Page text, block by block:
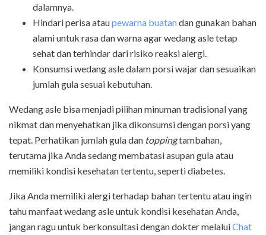
dalamnya.
Hindari perisa ataupewarna buatandan gunakan bahan
alami untuk rasa dan warna agar wedang asle tetap
sehat dan terhindar dari risiko reaksi alergi.
Konsumsi wedang asle dalam porsi wajar dan sesuaikan
jumlah gula sesuai kebutuhan.
Wedang asle bisa menjadi pilihan minuman tradisional yang
nikmat dan menyehatkan jika dikonsumsi dengan porsi yang
tepat. Perhatikan jumlah gula dan toppingtambahan,
terutama jika Anda sedang membatasi asupan gula atau
memiliki kondisi kesehatan tertentu, seperti diabetes.
Jika Anda memiliki alergi terhadap bahan tertentu atau ingin
tahu manfaat wedang asle untuk kondisi kesehatan Anda,
jangan ragu untuk berkonsultasi dengan dokter melaluiChat